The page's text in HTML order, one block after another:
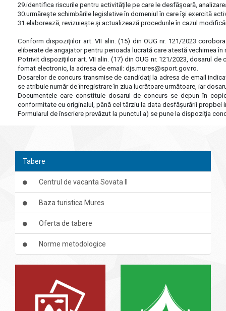
29.identifica riscurile pentru activităţile pe care le desfăşoară,
30.urmăreşte schimbările legislative în domeniul în care îşi exercită
31.elaborează, revizuieşte şi actualizează procedurile în cazul
Conform dispoziţiilor art. VII alin. (15) din OUG nr. 121/2023
eliberate de angajator pentru perioada lucrată care atestă vechimea
Potrivit dispoziţiilor art. VII alin. (17) din OUG nr. 121/2023, dosarul
fomat electronic, la adresa de email: djs.mures@sport.gov.ro.
Dosarelor de concurs transmise de candidaţi la adresa de email
se atribuie număr de înregistrare în ziua lucrătoare următoare, iar
Documentele care constituie dosarul de concurs se depun în
conformitate cu originalul, până cel târziu la data desfăşurării propbei
Formularul de înscriere prevăzut la punctul a) se pune la dispoziţia
Tabere
Centrul de vacanta Sovata II
Baza turistica Mures
Oferta de tabere
Norme metodologice